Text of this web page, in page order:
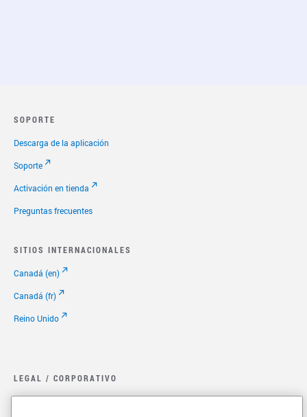
SOPORTE
Descarga de la aplicación
Soporte
Activación en tienda
Preguntas frecuentes
SITIOS INTERNACIONALES
Canadá (en)
Canadá (fr)
Reino Unido
LEGAL / CORPORATIVO